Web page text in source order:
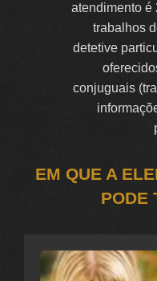
atendimento é
trabalhos
detetive
conjuguais
EM QUE A
PODE